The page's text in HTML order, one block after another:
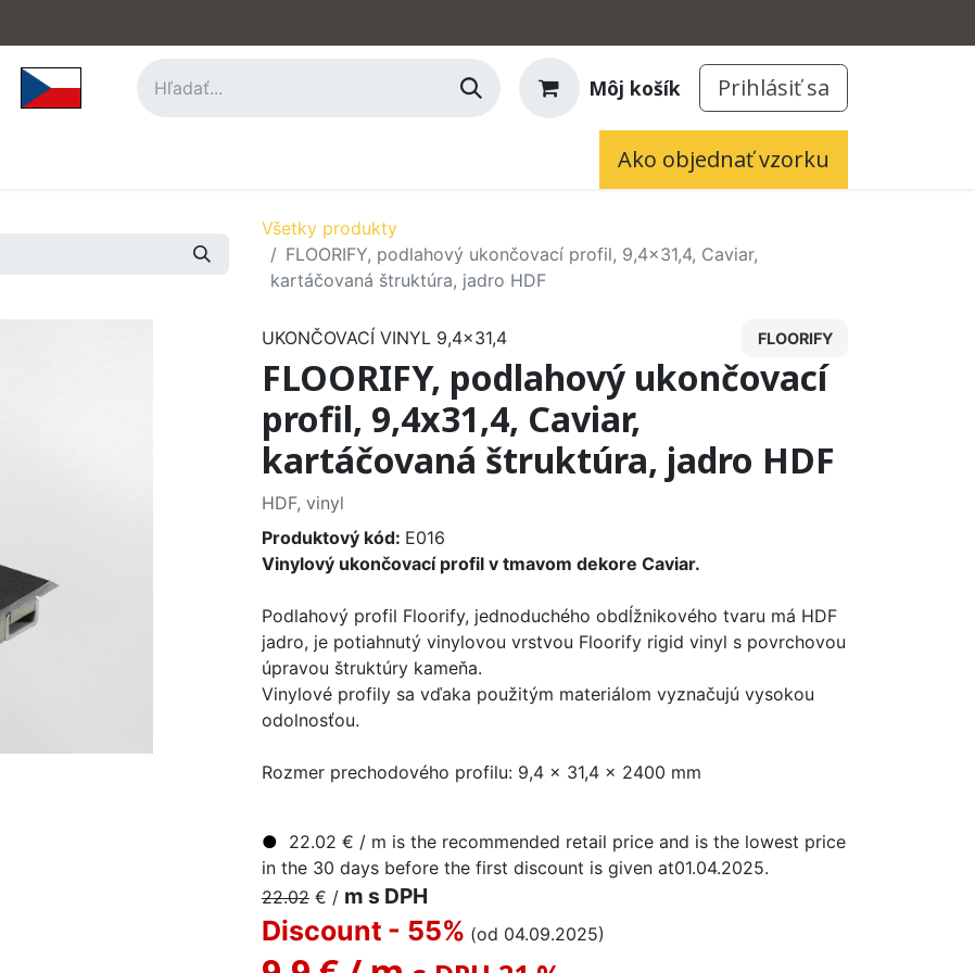
Môj košík Prihlásiť sa
Ako objednať vzorku
Všetky produkty
FLOORIFY, podlahový ukončovací profil, 9,4x31,4, Caviar,
kartáčovaná štruktúra, jadro HDF
UKONČOVACÍ VINYL 9,4x31,4 FLOORIFY
FLOORIFY, podlahový ukončovací
profil, 9,4x31,4, Caviar,
kartáčovaná štruktúra, jadro HDF
HDF, vinyl
Produktový kód: E016
Vinylový ukončovací profil v tmavom dekore Caviar.
Podlahový profil Floorify, jednoduchého obdĺžnikového tvaru má HDF
jadro, je potiahnutý vinylovou vrstvou Floorify rigid vinyl s povrchovou
úpravou štruktúry kameňa.
Vinylové profily sa vďaka použitým materiálom vyznačujú vysokou
odolnosťou.
Rozmer prechodového profilu: 9,4 x 31,4 x 2400 mm
● 22.02 € / m is the recommended retail price and is the lowest price
in the 30 days before the first discount is given at01.04.2025.
22.02 € / m s DPH
Discount - 55% (od 04.09.2025)